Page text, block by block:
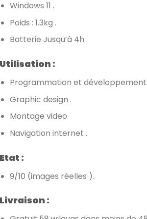
Windows 11 .
Poids : 1.3kg .
Batterie Jusqu’à 4h .
Utilisation :
Programmation et développement
Graphic design .
Montage video.
Navigation internet .
Etat :
9/10 (images réelles ).
Livraison :